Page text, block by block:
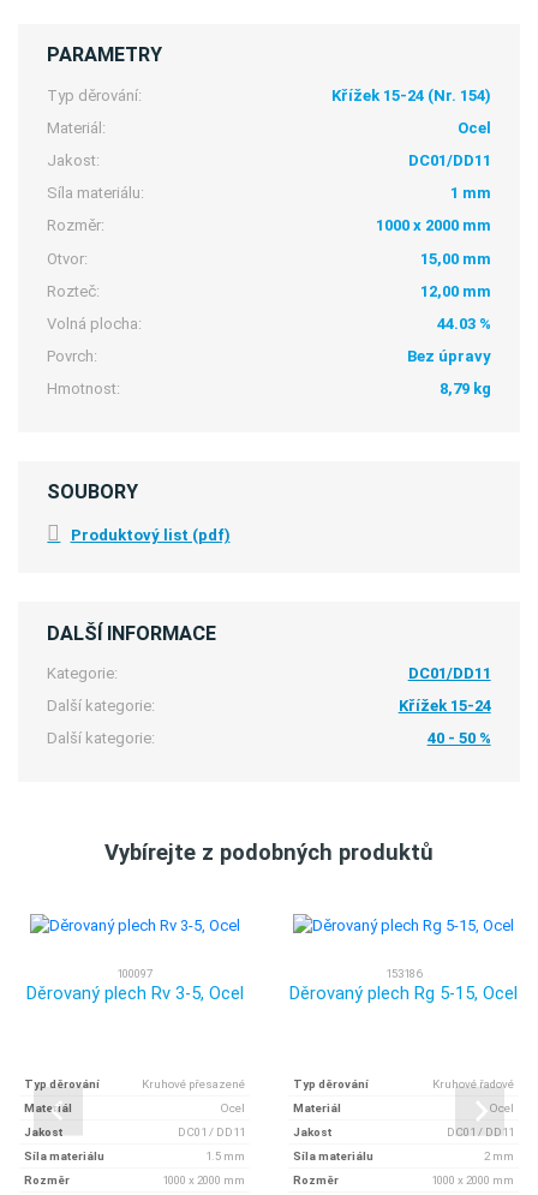
PARAMETRY
Typ děrování:
Křížek 15-24 (Nr. 154)
Materiál:
Ocel
Jakost:
DC01/DD11
Síla materiálu:
1 mm
Rozměr:
1000 x 2000 mm
Otvor:
15,00 mm
Rozteč:
12,00 mm
Volná plocha:
44.03 %
Povrch:
Bez úpravy
Hmotnost:
8,79 kg
SOUBORY
Produktový list (pdf)
DALŠÍ INFORMACE
Kategorie:
DC01/DD11
Další kategorie:
Křížek 15-24
Další kategorie:
40 - 50 %
Vybírejte z podobných produktů
100097
Děrovaný plech Rv 3-5, Ocel
Typ děrování
Kruhové přesazené
Materiál
Ocel
Jakost
DC01 / DD11
Síla materiálu
1.5 mm
Rozměr
1000 x 2000 mm
153186
Děrovaný plech Rg 5-15, Ocel
Typ děrování
Kruhové řadové
Materiál
Ocel
Jakost
DC01 / DD11
Síla materiálu
2 mm
Rozměr
1000 x 2000 mm